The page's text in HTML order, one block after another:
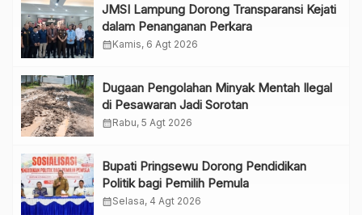
JMSI Lampung Dorong Transparansi Kejati
dalam Penanganan Perkara
calendar_monthKamis, 6 Agt 2026
Dugaan Pengolahan Minyak Mentah Ilegal
di Pesawaran Jadi Sorotan
calendar_monthRabu, 5 Agt 2026
Bupati Pringsewu Dorong Pendidikan
Politik bagi Pemilih Pemula
calendar_monthSelasa, 4 Agt 2026